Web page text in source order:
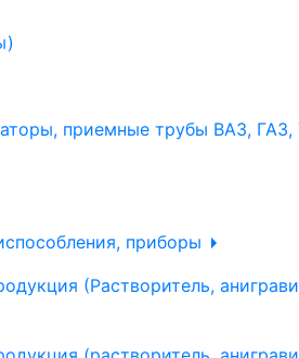
приемные трубы ВАЗ, ГАЗ,
приборы
(Растворитель,